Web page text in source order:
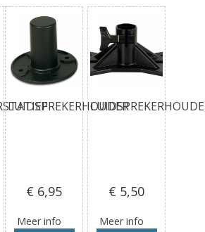
LUIDSPREKERHOUDER
€ 6,95
Meer info
€ 5,50
Meer info